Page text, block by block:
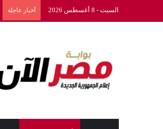
السبت - 8 أغسطس 2026 أخبار عاجلة